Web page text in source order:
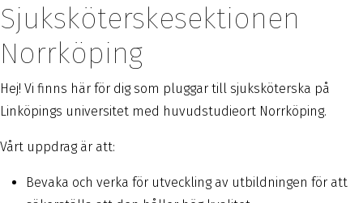
Sjuksköterskesektionen
Norrköping
Hej! Vi finns här för dig som pluggar till sjuksköterska på
Linköpings universitet med huvudstudieort Norrköping.
Vårt uppdrag är att:
Bevaka och verka för utveckling av utbildningen för att